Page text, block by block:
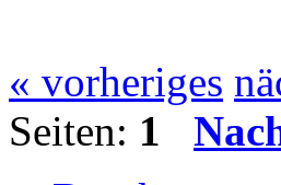
« vorheriges
Seiten: 1